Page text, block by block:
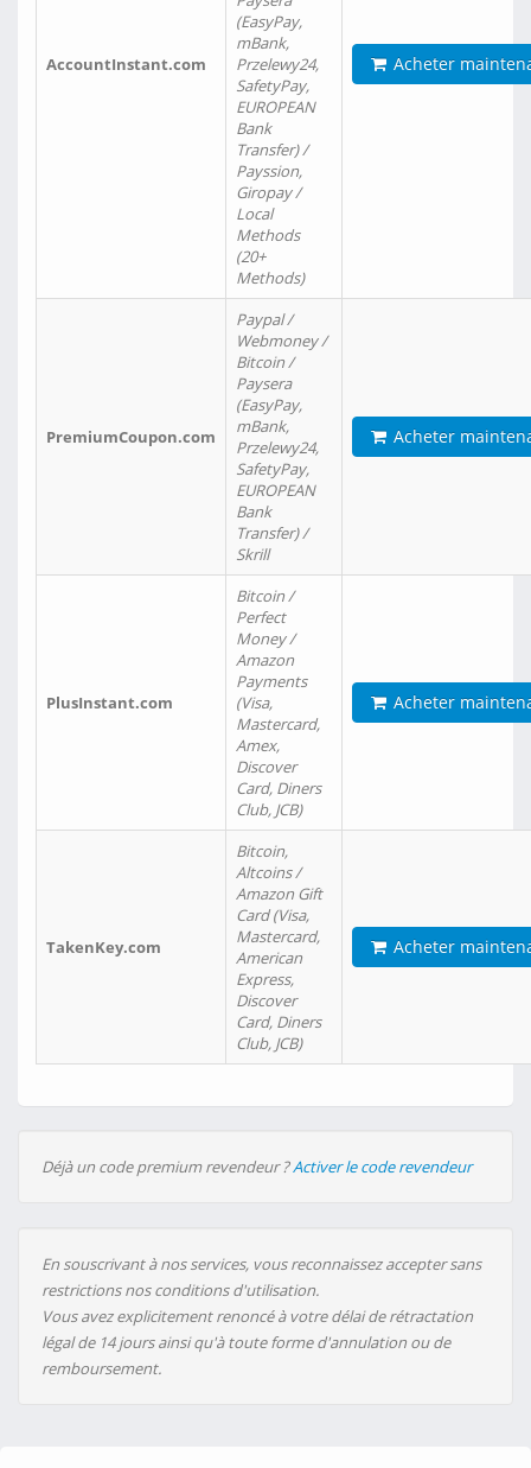
AccountInstant.com
(EasyPay,
mBank,
Przelewy24,
SafetyPay,
EUROPEAN
Bank
Transfer) /
Payssion,
Giropay /
Local
Methods
(20+
Methods)
Acheter
PremiumCoupon.com
Paypal /
Webmoney /
Bitcoin /
Paysera
(EasyPay,
mBank,
Przelewy24,
SafetyPay,
EUROPEAN
Bank
Transfer) /
Skrill
Acheter
PlusInstant.com
Bitcoin /
Perfect
Money /
Amazon
Payments
(Visa,
Mastercard,
Amex,
Discover
Card, Diners
Club, JCB)
Acheter
TakenKey.com
Bitcoin,
Altcoins /
Amazon Gift
Card (Visa,
Mastercard,
American
Express,
Discover
Card, Diners
Club, JCB)
Acheter
Déjà un code premium revendeur ?Activer le code revendeur
En souscrivant à nos services, vous reconnaissez accepter sans
restrictions nos conditions d'utilisation.
Vous avez explicitement renoncé à votre délai de rétractation
légal de 14 jours ainsi qu'à toute forme d'annulation ou de
remboursement.